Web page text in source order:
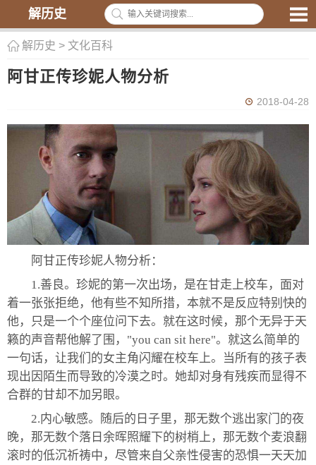
解历史
解历史 > 文化百科
阿甘正传珍妮人物分析
2018-04-28
阿甘正传珍妮人物分析：
1.善良。珍妮的第一次出场，是在甘走上校车，面对
着一张张拒绝，他有些不知所措，本就不是反应特别快的
他，只是一个个座位问下去。就在这时候，那个无异于天
籁的声音帮他解了围，"you can sit here"。就这么简单的
一句话，让我们的女主角闪耀在校车上。当所有的孩子表
现出因陌生而导致的冷漠之时。她却对身有残疾而显得不
合群的甘却不加另眼。
2.内心敏感。随后的日子里，那无数个逃出家门的夜
晚，那无数个落日余晖照耀下的树梢上，那无数个麦浪翻
滚时的低沉祈祷中，尽管来自父亲性侵害的恐惧一天天加